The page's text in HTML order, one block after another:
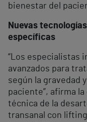
bienestar del
Nuevas
específicas
“Los especialistas
avanzados para
según la gravedad
paciente”, afirma
técnica de la
transanal con